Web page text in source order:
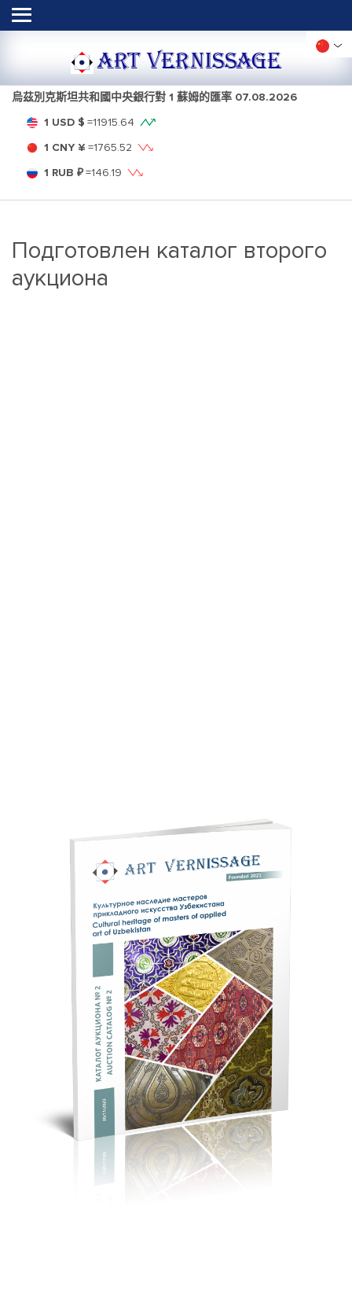
ART VERNISSAGE
烏茲別克斯坦共和國中央銀行對 1 蘇姆的匯率 07.08.2026
1 USD $ =11915.64
1 CNY ¥ =1765.52
1 RUB ₽=146.19
Подготовлен каталог второго
аукциона